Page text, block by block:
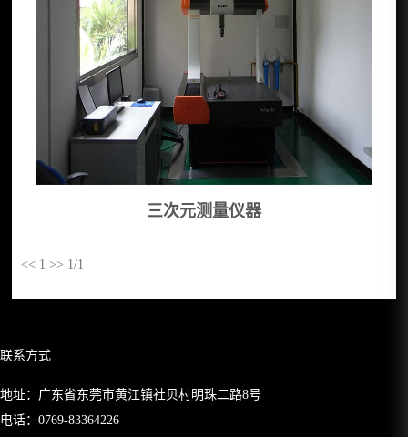
三次元测量仪器
<< 1 >> 1/1
联系方式
地址：广东省东莞市黄江镇社贝村明珠二路8号
电话： 0769-83364226